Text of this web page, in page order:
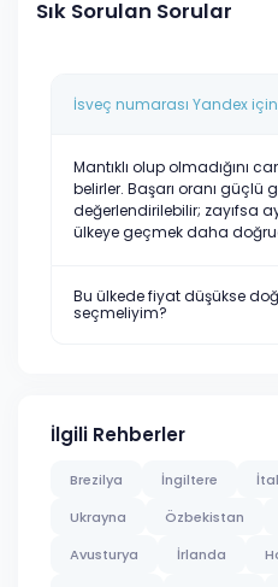
Sık Sorulan Sorular
İsveç numarası Yandex için
Mantıklı olup olmadığını
belirler. Başarı oranı güçlü
değerlendirilebilir; zayıfsa
ülkeye geçmek daha
Bu ülkede fiyat düşükse
seçmeliyim?
İlgili Rehberler
Brezilya İngiltere
Ukrayna
Özbekistan
Avusturya
İrlanda